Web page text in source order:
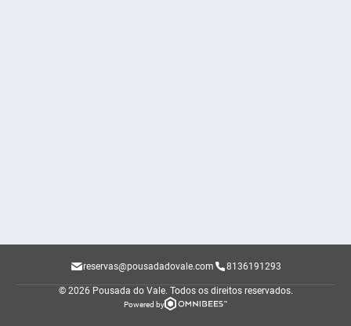
reservas@pousadadovale.com 8136191293
© 2026 Pousada do Vale. Todos os direitos reservados.
Powered by